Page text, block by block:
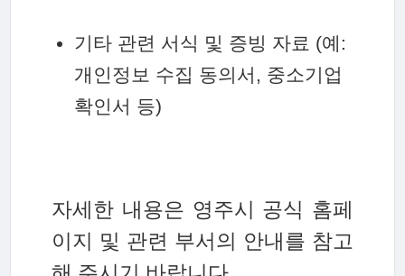
기타 관련 서식 및 증빙 자료 (예:
개인정보 수집 동의서, 중소기업
확인서 등)
자세한 내용은 영주시 공식 홈페
이지 및 관련 부서의 안내를 참고